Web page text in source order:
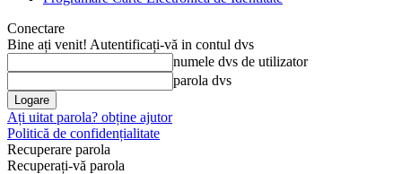
Conectare
Bine ați venit! Autentificați-vă in contul dvs
numele dvs de utilizator
parola dvs
Ați uitat parola? obține ajutor
Politică de confidențialitate
Recuperare parola
Recuperați-vă parola